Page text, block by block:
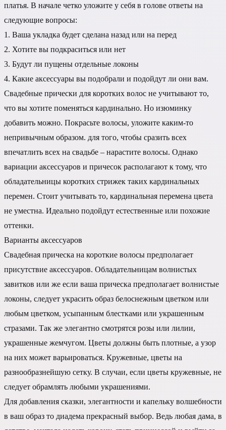
платья. В начале четко уложите у себя в голове ответы на
следующие вопросы:
1. Ваша укладка будет сделана назад или на перед
2. Хотите вы подкраситься или нет
3. Будут ли пущены отдельные локоны
4. Какие аксессуары вы подобрали и подойдут ли они вам.
Свадебные прически для коротких волос не учитывают то,
что вы хотите поменяться кардинально. Но изюминку
добавить можно. Покрасьте волосы, уложите каким-то
непривычным образом. для того, чтобы сразить всех
впечатлить всех на свадьбе – нарастите волосы. Однако
вариации аксессуаров и причесок располагают к тому, что
обладательницы коротких стрижек таких кардинальных
перемен. Стоит учитывать то, кардинальная перемена цвета
не уместна. Идеально подойдут естественные или похожие
оттенки.
Варианты аксессуаров
Свадебная прическа на короткие волосы предполагает
присутствие аксессуаров. Обладательницам волнистых
завитков или же если ваша прическа предполагает волнистые
локоны, следует украсить образ белоснежным цветком или
любым цветком, усыпанным блестками или украшенным
стразами. Так же элегантно смотрятся розы или лилии,
украшенные жемчугом. Цветы должны быть плотные, а узор
на них может варьироваться. Кружевные, цветы на
разнообразнейшую сетку. В случаи, если цветы кружевные, не
следует обрамлять любыми украшениями.
Для добавления сказки, элегантности и капельку волшебности
в ваш образ то диадема прекрасный выбор. Ведь любая дама, в